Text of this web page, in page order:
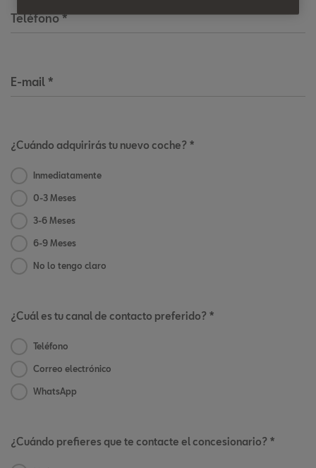
Teléfono*
E-mail *
¿Cuándo adquirirás tu nuevo coche? *
Inmediatamente
0-3 Meses
3-6 Meses
6-9 Meses
No lo tengo claro
¿Cuál es tu canal de contacto preferido? *
Teléfono
Correo electrónico
WhatsApp
¿Cuándo prefieres que te contacte el concesionario? *